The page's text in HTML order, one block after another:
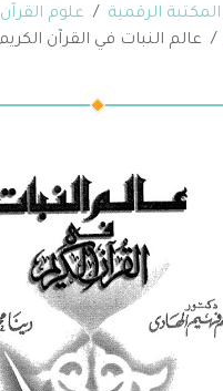
المكتبة الرقمية
علوم
عالم النبات في القرآن الكريم